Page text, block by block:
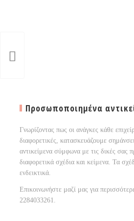
Προσωποποιημένα
Γνωρίζοντας πως οι ανάγκες κάθε
διαφορετικές, κατασκευάζουμε
αντικείμενα σύμφωνα με τις δικές σας
διαφορετικά σχέδια και κείμενα. Τα
ενδεικτικά.
Επικοινωνήστε μαζί μας για
2284033261.